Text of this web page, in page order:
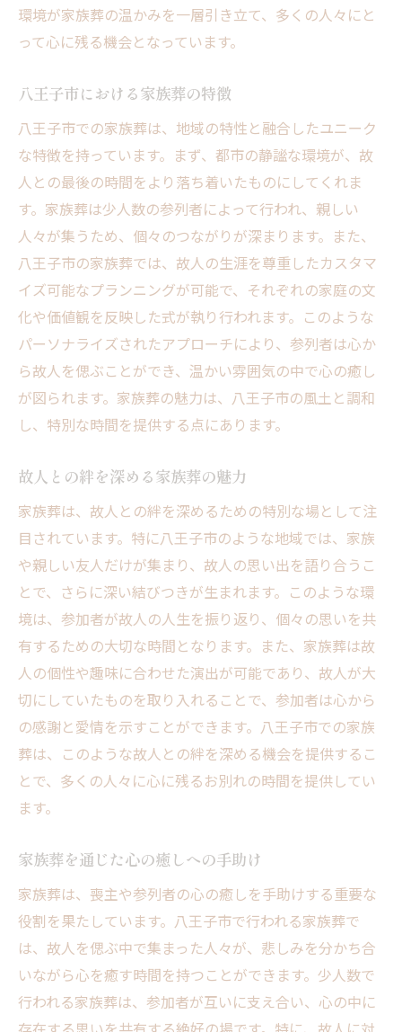
家族葬を選ぶ際の考慮点
故人との静かな時間を過ごす意義
選ばれる家族葬の特徴
八王子市で安心して家族葬を行うためのポイン
ト
安心の家族葬を実現するためのステップ
八王子市での家族葬における法律と手続き
家族葬のトラブルを避けるための注意点
信頼できる葬儀社の選び方
八王子市における家族葬の料金体系
安心して家族葬を行うための地域サポート
家族葬を通じて故人への感謝を伝える方法
家族葬で故人への感謝を表現する手法
心に残る家族葬の演出例
八王子市での家族葬をより感動的にするた
故人の願いを家族葬で実現する方法
感謝の思いを形にする家族葬
家族葬で大切な思い出を共有する
八王子市の家族葬で大切な人との絆を深める
家族葬を通じて築く絆の大切さ
八王子市での家族葬でのコミュニケーショ
ン
家族の絆を深める具体的な家族葬のアイデ
ア
家族葬がもたらす共感と理解
八王子市での家族葬が促す家族の絆
セレモニープランニング東花堂が導く家族葬の
心温まる時間
東花堂が提供する心温まる家族葬の体験
家族葬で感じる安らぎの瞬間
故人を偲ぶ時間を大切にする家族葬
環境が家族葬の温かみを一層引き立て、多くの人々にと
って心に残る機会となっています。
八王子市における家族葬の特徴
八王子市での家族葬は、地域の特性と融合したユニーク
な特徴を持っています。まず、都市の静謐な環境が、故
人との最後の時間をより落ち着いたものにしてくれま
す。家族葬は少人数の参列者によって行われ、親しい
人々が集うため、個々のつながりが深まります。また、
八王子市の家族葬では、故人の生涯を尊重したカスタマ
イズ可能なプランニングが可能で、それぞれの家庭の文
化や価値観を反映した式が執り行われます。このような
パーソナライズされたアプローチにより、参列者は心か
ら故人を偲ぶことができ、温かい雰囲気の中で心の癒し
が図られます。家族葬の魅力は、八王子市の風土と調和
し、特別な時間を提供する点にあります。
故人との絆を深める家族葬の魅力
家族葬は、故人との絆を深めるための特別な場として注
目されています。特に八王子市のような地域では、家族
や親しい友人だけが集まり、故人の思い出を語り合うこ
とで、さらに深い結びつきが生まれます。このような環
境は、参加者が故人の人生を振り返り、個々の思いを共
有するための大切な時間となります。また、家族葬は故
人の個性や趣味に合わせた演出が可能であり、故人が大
切にしていたものを取り入れることで、参加者は心から
の感謝と愛情を示すことができます。八王子市での家族
葬は、このような故人との絆を深める機会を提供するこ
とで、多くの人々に心に残るお別れの時間を提供してい
ます。
家族葬を通じた心の癒しへの手助け
家族葬は、喪主や参列者の心の癒しを手助けする重要な
役割を果たしています。八王子市で行われる家族葬で
は、故人を偲ぶ中で集まった人々が、悲しみを分かち合
いながら心を癒す時間を持つことができます。少人数で
行われる家族葬は、参加者が互いに支え合い、心の中に